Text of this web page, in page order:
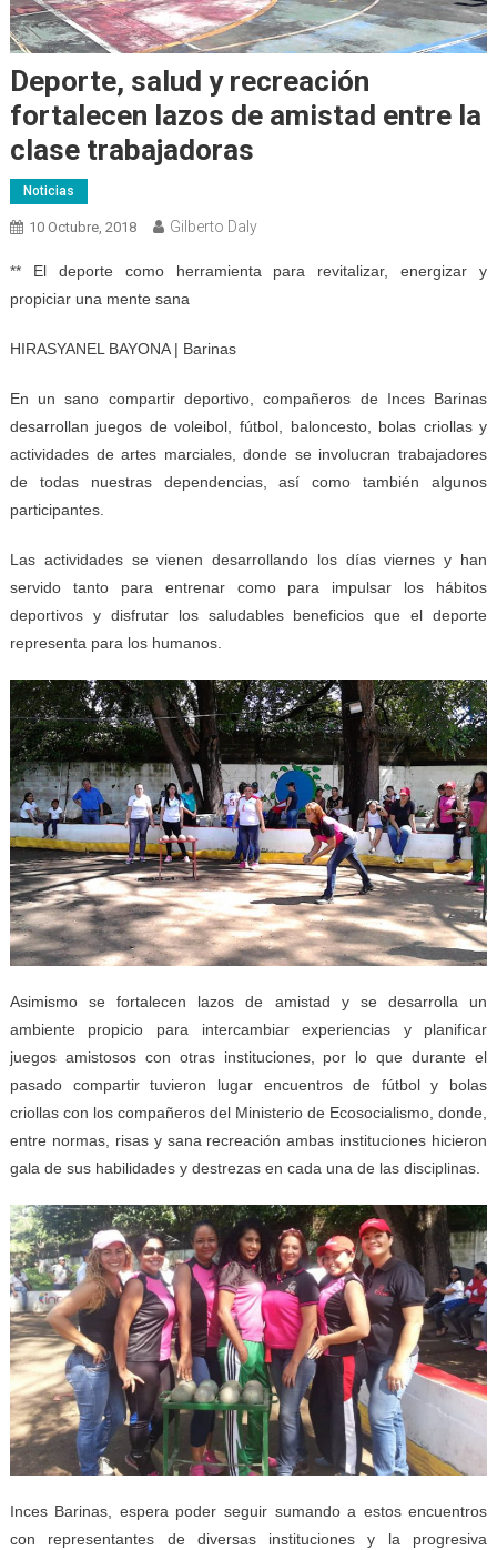
Deporte, salud y recreación
fortalecen lazos de amistad entre la
clase trabajadoras
Noticias
10 Octubre, 2018 Gilberto Daly
** El deporte como herramienta para revitalizar, energizar y
propiciar una mente sana
HIRASYANEL BAYONA | Barinas
En un sano compartir deportivo, compañeros de Inces Barinas
desarrollan juegos de voleibol, fútbol, baloncesto, bolas criollas y
actividades de artes marciales, donde se involucran trabajadores
de todas nuestras dependencias, así como también algunos
participantes.
Las actividades se vienen desarrollando los días viernes y han
servido tanto para entrenar como para impulsar los hábitos
deportivos y disfrutar los saludables beneficios que el deporte
representa para los humanos.
Asimismo se fortalecen lazos de amistad y se desarrolla un
ambiente propicio para intercambiar experiencias y planificar
juegos amistosos con otras instituciones, por lo que durante el
pasado compartir tuvieron lugar encuentros de fútbol y bolas
criollas con los compañeros del Ministerio de Ecosocialismo, donde,
entre normas, risas y sana recreación ambas instituciones hicieron
gala de sus habilidades y destrezas en cada una de las disciplinas.
Inces Barinas, espera poder seguir sumando a estos encuentros
con representantes de diversas instituciones y la progresiva